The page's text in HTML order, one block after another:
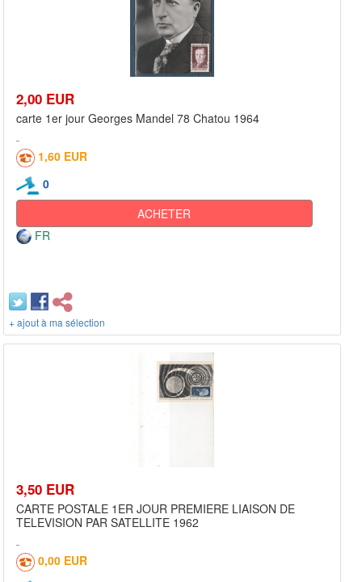
2,00 EUR
carte 1er jour Georges Mandel 78 Chatou 1964
1,60 EUR
0
ACHETER
FR
+ ajout à ma sélection
3,50 EUR
CARTE POSTALE 1ER JOUR PREMIERE LIAISON DE
TELEVISION PAR SATELLITE 1962
0,00 EUR